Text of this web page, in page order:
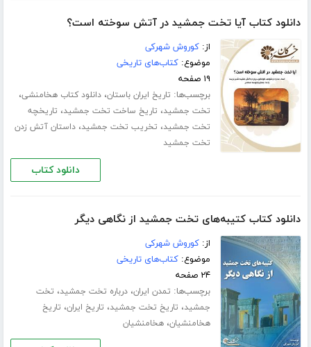
دانلود کتاب آیا تخت جمشید در آتش سوخته است؟
از:کوروش شهرکی
موضوع:کتاب‌های تاریخی
۱۹ صفحه
برچسب‌ها: تاریخ ایران باستان،دانلود کتاب هخامنشی،
تخت جمشید، تاریخ ساخت تخت جمشید، تاریخچه
تخت جمشید، تخریب تخت جمشید،داستان آتش زدن
تخت جمشید
دانلود کتاب
دانلود کتاب کتیبه‌های تخت جمشید از نگاهی دیگر
از:کوروش شهرکی
موضوع:کتاب‌های تاریخی
۲۴ صفحه
برچسب‌ها: تمدن ایران،درباره تخت جمشید، تخت
جمشید، تاریخ تخت جمشید، تاریخ ایران، تاریخ
هخامنشیان،هخامنشیان